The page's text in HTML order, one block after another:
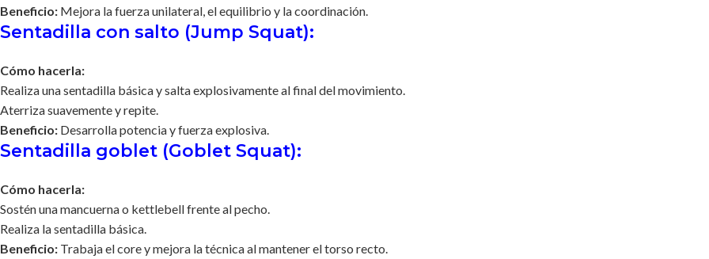
Beneficio: Mejora la fuerza unilateral, el equilibrio y la coordinación.
Sentadilla con salto (Jump Squat):
Cómo hacerla:
Realiza una sentadilla básica y salta explosivamente al final del movimiento.
Aterriza suavemente y repite.
Beneficio: Desarrolla potencia y fuerza explosiva.
Sentadilla goblet (Goblet Squat):
Cómo hacerla:
Sostén una mancuerna o kettlebell frente al pecho.
Realiza la sentadilla básica.
Beneficio: Trabaja el core y mejora la técnica al mantener el torso recto.